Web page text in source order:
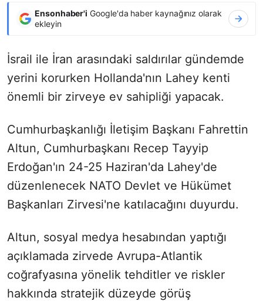
Ensonhaber'i Google'da haber kaynağınız olarak
ekleyin
İsrail ile İran arasındaki saldırılar gündemde
yerini korurken Hollanda'nın Lahey kenti
önemli bir zirveye ev sahipliği yapacak.
Cumhurbaşkanlığı İletişim Başkanı Fahrettin
Altun, Cumhurbaşkanı Recep Tayyip
Erdoğan'ın 24-25 Haziran'da Lahey'de
düzenlenecek NATO Devlet ve Hükümet
Başkanları Zirvesi'ne katılacağını duyurdu.
Altun, sosyal medya hesabından yaptığı
açıklamada zirvede Avrupa-Atlantik
coğrafyasına yönelik tehditler ve riskler
hakkında stratejik düzeyde görüş